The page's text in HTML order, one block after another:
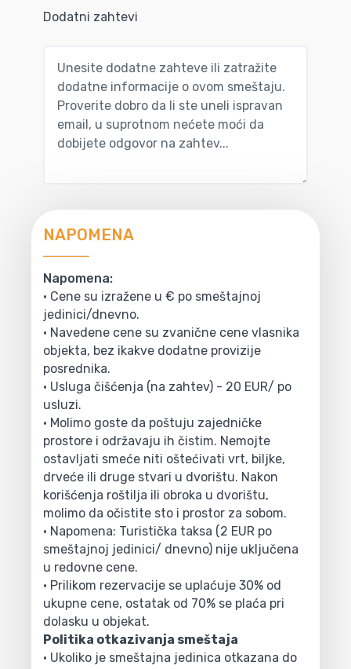
Dodatni zahtevi
NAPOMENA
Napomena:
• Cene su izražene u € po smeštajnoj
jedinici/dnevno.
• Navedene cene su zvanične cene vlasnika
objekta, bez ikakve dodatne provizije
posrednika.
• Usluga čišćenja (na zahtev) - 20 EUR/ po
usluzi.
• Molimo goste da poštuju zajedničke
prostore i održavaju ih čistim. Nemojte
ostavljati smeće niti oštećivati vrt, biljke,
drveće ili druge stvari u dvorištu. Nakon
korišćenja roštilja ili obroka u dvorištu,
molimo da očistite sto i prostor za sobom.
• Napomena: Turistička taksa (2 EUR po
smeštajnoj jedinici/ dnevno) nije uključena
u redovne cene.
• Prilikom rezervacije se uplaćuje 30% od
ukupne cene, ostatak od 70% se plaća pri
dolasku u objekat.
Politika otkazivanja smeštaja
• Ukoliko je smeštajna jedinica otkazana do